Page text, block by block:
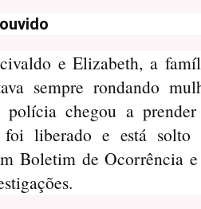
e Elizabeth, a
sempre rondando
polícia chegou a
liberado e está solto
Boletim de Ocorrência